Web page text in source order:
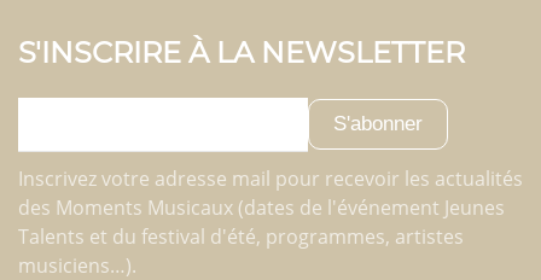
S'INSCRIRE À LA NEWSLETTER
S'abonner
Inscrivez votre adresse mail pour recevoir les actualités
des Moments Musicaux (dates de l'événement Jeunes
Talents et du festival d'été, programmes, artistes
musiciens…).